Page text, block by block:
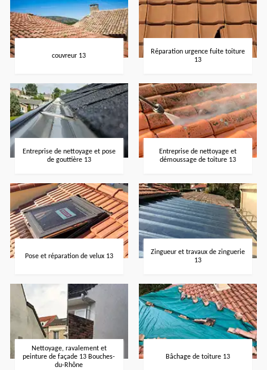
couvreur 13
Réparation urgence fuite toiture
13
Entreprise de nettoyage et pose
de gouttière 13
Entreprise de nettoyage et
démoussage de toiture 13
Pose et réparation de velux 13
Zingueur et travaux de zinguerie
13
Nettoyage, ravalement et
peinture de façade 13 Bouches-
du-Rhône
Bâchage de toiture 13